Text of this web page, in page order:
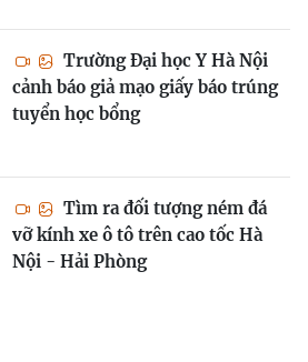
Trường Đại học Y Hà Nội
cảnh báo giả mạo giấy báo trúng
tuyển học bổng
Tìm ra đối tượng ném đá
vỡ kính xe ô tô trên cao tốc Hà
Nội - Hải Phòng